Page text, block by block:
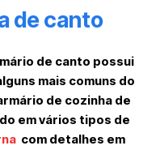
de canto
de canto possui
mais comuns do
de cozinha de
em vários tipos de
com detalhes em